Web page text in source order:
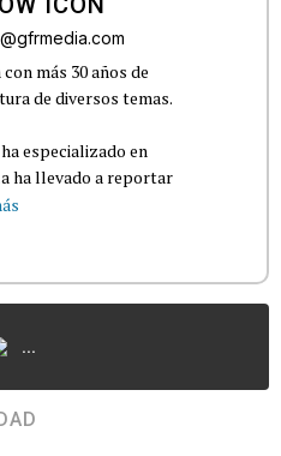
más 30 años de
de diversos temas.
especializado en
ha llevado a reportar
...